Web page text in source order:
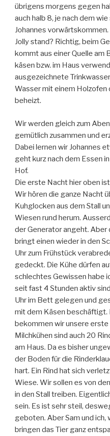
übrigens morgens gegen
auch halb 8, je nach dem
Johannes
Jolly stand? Richtig, beim
kommt aus einer Quelle am
käsen bzw. im Haus
ausgezeichnete
Wasser mit einem
beheizt.
Wir werden gleich zum
gemütlich zusammen und
Dabei lernen wir Johannes
geht kurz nach dem Essen
Hof.
Die erste Nacht hier oben
Wir hören die ganze Nacht
Kuhglocken aus dem Stall
Wiesen rund herum.
der Generator angeht.
bringt einen wieder in den
Uhr zum Frühstück
gedeckt. Die Kühe dürfen
schlechtes Gewissen habe
seit fast 4 Stunden aktiv
Uhr im Bett gelegen und
mit dem Käsen beschäftigt.
bekommen wir unsere
Milchkühen sind auch 20
am Haus. Da es bisher
der Boden für die
hart. Ein Rind hat sich
Wiese. Wir sollen es von
in den Stall treiben.
sein. Es ist sehr steil,
geboten. Aber Sam und ich,
bringen das Tier ganz